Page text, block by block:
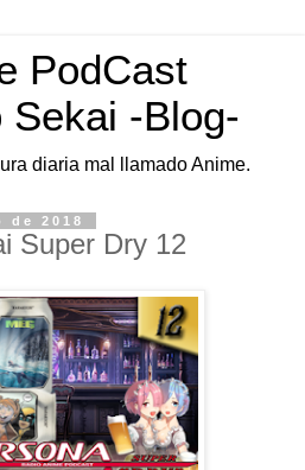
PodCast
Sekai -Blog-
diaria mal llamado Anime.
de 2018
Super Dry 12